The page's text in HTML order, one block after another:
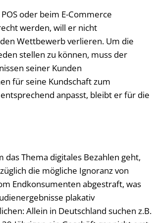
oder beim E-Commerce
werden, will er nicht
Wettbewerb verlieren. Um die
stellen zu können, muss der
seiner Kunden
für seine Kundschaft zum
anpasst, bleibt er für die
das Thema digitales Bezahlen geht,
die mögliche Ignoranz von
Endkonsumenten abgestraft, was
plakativ
Allein in Deutschland suchen z.B.